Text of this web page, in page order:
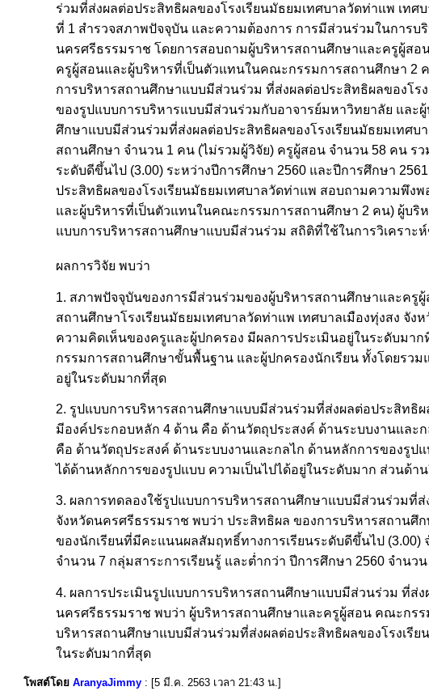
ร่วมที่ส่งผลต่อประสิทธิผลของโรงเรียนมัธยมเทศบาลวัดท่าแพ เทศ
ที่ 1 สำรวจสภาพปัจจุบัน และความต้องการ การมีส่วนร่วมในการบ
นครศรีธรรมราช โดยการสอบถามผู้บริหารสถานศึกษาและครูผู้ส
ครูผู้สอนและผู้บริหารที่เป็นตัวแทนในคณะกรรมการสถานศึกษา 2
การบริหารสถานศึกษาแบบมีส่วนร่วม ที่ส่งผลต่อประสิทธิผลของโร
ของรูปแบบการบริหารแบบมีส่วนร่วมกับอาจารย์มหาวิทยาลัย และ
ศึกษาแบบมีส่วนร่วมที่ส่งผลต่อประสิทธิผลของโรงเรียนมัธยมเทศ
สถานศึกษา จำนวน 1 คน (ไม่รวมผู้วิจัย) ครูผู้สอน จำนวน 58 คน
ระดับดีขึ้นไป (3.00) ระหว่างปีการศึกษา 2560 และปีการศึกษา
ประสิทธิผลของโรงเรียนมัธยมเทศบาลวัดท่าแพ สอบถามความพึ
และผู้บริหารที่เป็นตัวแทนในคณะกรรมการสถานศึกษา 2 คน) ผู้บ
แบบการบริหารสถานศึกษาแบบมีส่วนร่วม สถิติที่ใช้ในการวิเคราะ
ผลการวิจัย พบว่า
1. สภาพปัจจุบันของการมีส่วนร่วมของผู้บริหารสถานศึกษาและค
สถานศึกษาโรงเรียนมัธยมเทศบาลวัดท่าแพ เทศบาลเมืองทุ่งสง จั
ความคิดเห็นของครูและผู้ปกครอง มีผลการประเมินอยู่ในระดับม
กรรมการสถานศึกษาขั้นพื้นฐาน และผู้ปกครองนักเรียน ทั้งโดยรวม
อยู่ในระดับมากที่สุด
2. รูปแบบการบริหารสถานศึกษาแบบมีส่วนร่วมที่ส่งผลต่อประสิทธิ
มีองค์ประกอบหลัก 4 ด้าน คือ ด้านวัตถุประสงค์ ด้านระบบงานแล
คือ ด้านวัตถุประสงค์ ด้านระบบงานและกลไก ด้านหลักการของรูป
ได้ด้านหลักการของรูปแบบ ความเป็นไปได้อยู่ในระดับมาก ส่วนด้า
3. ผลการทดลองใช้รูปแบบการบริหารสถานศึกษาแบบมีส่วนร่วมที่ส่
จังหวัดนครศรีธรรมราช พบว่า ประสิทธิผล ของการบริหารสถานศึ
ของนักเรียนที่มีคะแนนผลสัมฤทธิ์ทางการเรียนระดับดีขึ้นไป (3.00)
จำนวน 7 กลุ่มสาระการเรียนรู้ และต่ำกว่า ปีการศึกษา 2560 จำนว
4. ผลการประเมินรูปแบบการบริหารสถานศึกษาแบบมีส่วนร่วม ที่ส่
นครศรีธรรมราช พบว่า ผู้บริหารสถานศึกษาและครูผู้สอน คณะกร
บริหารสถานศึกษาแบบมีส่วนร่วมที่ส่งผลต่อประสิทธิผลของโรงเรีย
ในระดับมากที่สุด
โพสต์โดย AranyaJimmy : [5 มี.ค. 2563 เวลา 21:43 น.]